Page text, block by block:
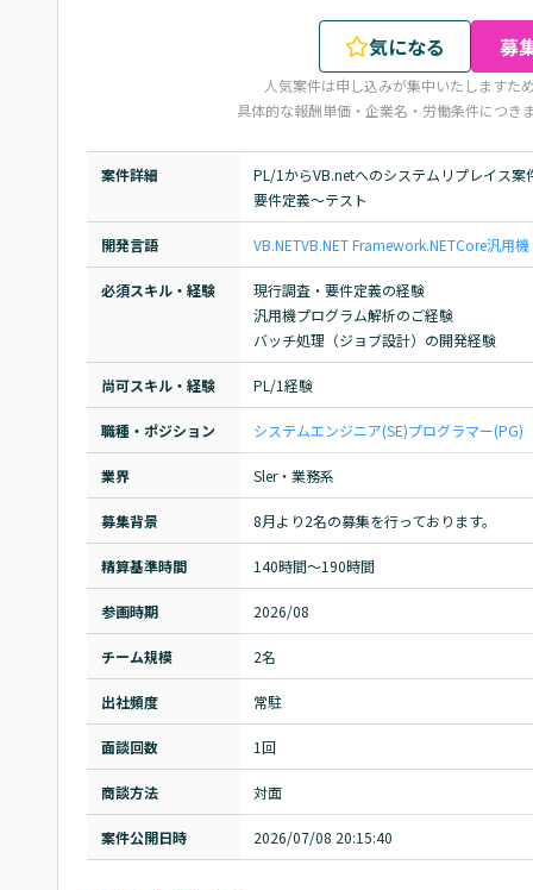
気になる 募
人気案件は申し込みが集中いたしますた
具体的な報酬単価・企業名・労働条件につき
案件詳細
PL/1からVB.netへのシステムリプレイス案
要件定義～テスト
開発言語 VB.NETVB.NET Framework.NETCore汎用機
必須スキル・経験
現行調査・要件定義の経験
汎用機プログラム解析のご経験
バッチ処理（ジョブ設計）の開発経験
尚可スキル・経験 PL/1経験
職種・ポジション システムエンジニア(SE)プログラマー(PG)
業界 Sler・業務系
募集背景 8月より2名の募集を行っております。
精算基準時間 140時間〜190時間
参画時期 2026/08
チーム規模 2名
出社頻度 常駐
面談回数 1回
商談方法 対面
案件公開日時 2026/07/08 20:15:40